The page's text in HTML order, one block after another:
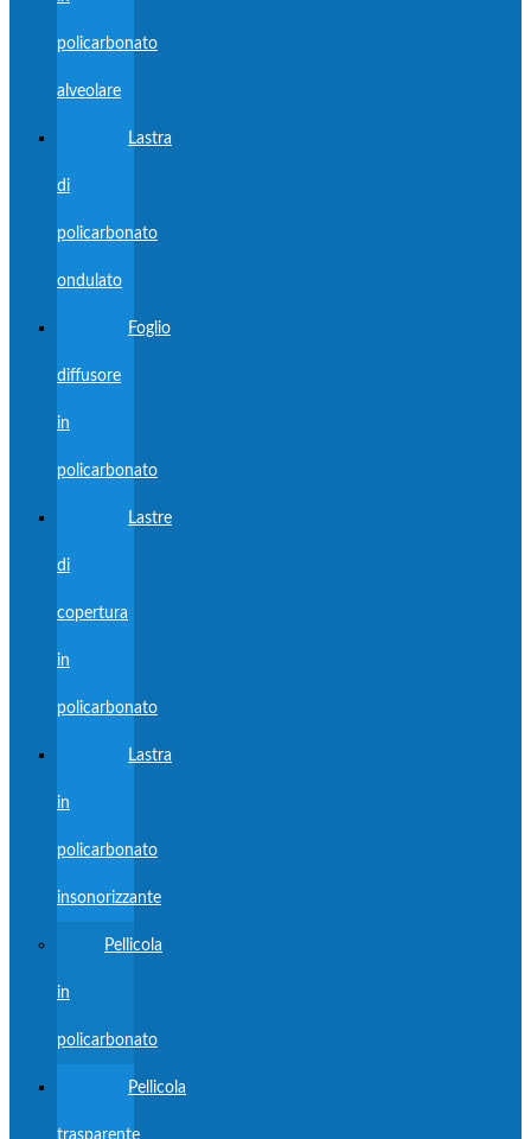
policarbonato
alveolare
Lastra
di
policarbonato
ondulato
Foglio
diffusore
in
policarbonato
Lastre
di
copertura
in
policarbonato
Lastra
in
policarbonato
insonorizzante
Pellicola
in
policarbonato
Pellicola
trasparente